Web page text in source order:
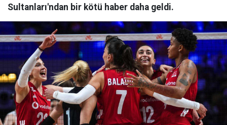
Sultanları'ndan bir kötü haber daha geldi.